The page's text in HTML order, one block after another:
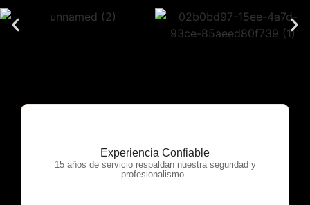
Experiencia Confiable
15 años de servicio respaldan nuestra seguridad y
profesionalismo.
OTP Servicios